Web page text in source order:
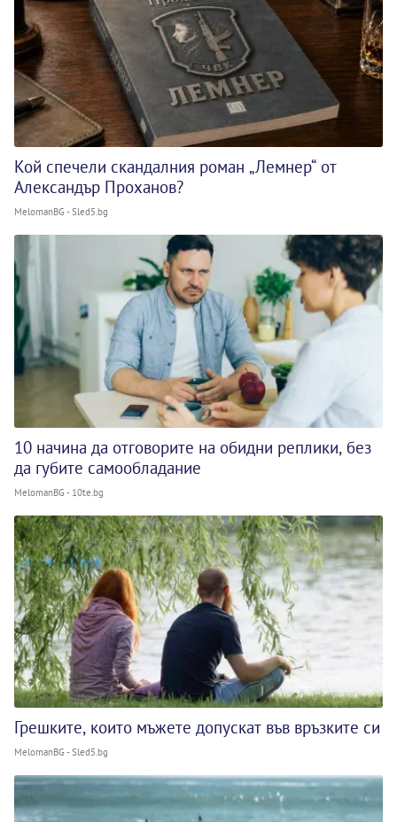
Кой спечели скандалния роман „Лемнер“ от
Александър Проханов?
MelomanBG - Sled5.bg
10 начина да отговорите на обидни реплики, без
да губите самообладание
MelomanBG - 10te.bg
Грешките, които мъжете допускат във връзките си
MelomanBG - Sled5.bg